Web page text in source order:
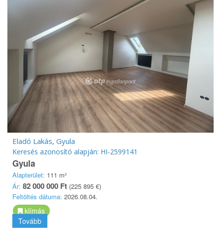
Eladó Lakás, Gyula
Keresés azonosító alapján: HI-2599141
Gyula
Alapterület: 111 m²
Ár: 82 000 000 Ft (225 895 €)
Feltöltés dátuma: 2026.08.04.
klímás
Tovább